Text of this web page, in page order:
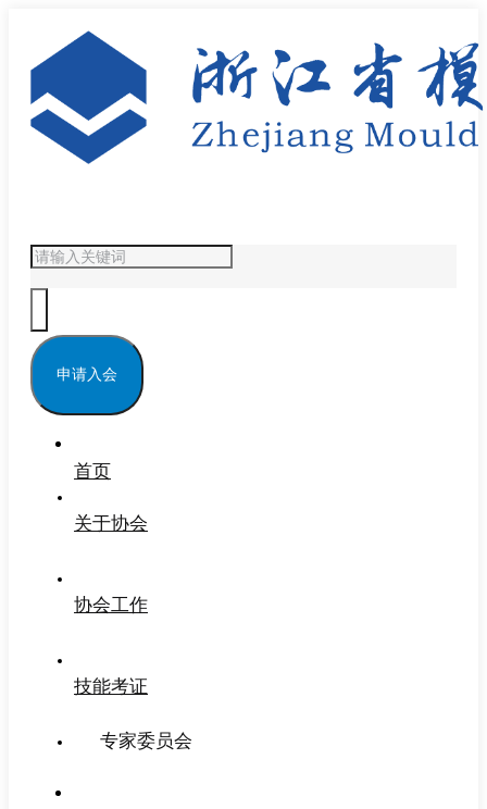
申请入会
首页
关于协会
协会工作
技能考证
专家委员会